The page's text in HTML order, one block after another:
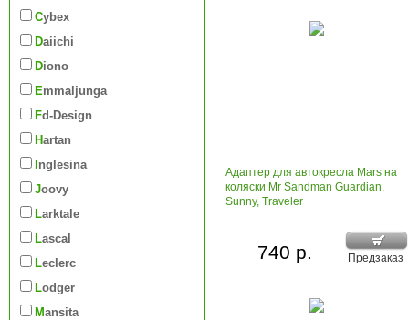
Cybex
Daiichi
Diono
Emmaljunga
Fd-Design
Hartan
Inglesina
Joovy
Larktale
Lascal
Leclerc
Lodger
Mansita
Адаптер для автокресла Mars на
коляски Mr Sandman Guardian,
Sunny, Traveler
Предзаказ
740 р.